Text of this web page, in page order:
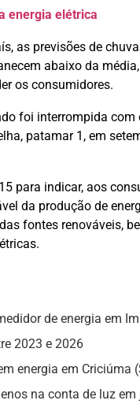
energia elétrica
as previsões de
abaixo da
os consumidores.
foi interrompida com
patamar 1, em
para indicar, aos
da produção de
fontes renováveis,
de energia em
2023 e 2026
energia em Criciúma
na conta de luz em